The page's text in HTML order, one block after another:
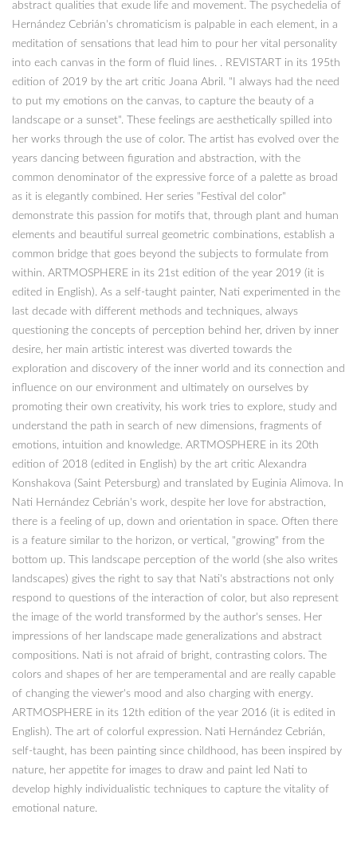
abstract qualities that exude life and movement. The psychedelia of
Hernández Cebrián's chromaticism is palpable in each element, in a
meditation of sensations that lead him to pour her vital personality
into each canvas in the form of fluid lines. . REVISTART in its 195th
edition of 2019 by the art critic Joana Abril. "I always had the need
to put my emotions on the canvas, to capture the beauty of a
landscape or a sunset". These feelings are aesthetically spilled into
her works through the use of color. The artist has evolved over the
years dancing between figuration and abstraction, with the
common denominator of the expressive force of a palette as broad
as it is elegantly combined. Her series "Festival del color"
demonstrate this passion for motifs that, through plant and human
elements and beautiful surreal geometric combinations, establish a
common bridge that goes beyond the subjects to formulate from
within. ARTMOSPHERE in its 21st edition of the year 2019 (it is
edited in English). As a self-taught painter, Nati experimented in the
last decade with different methods and techniques, always
questioning the concepts of perception behind her, driven by inner
desire, her main artistic interest was diverted towards the
exploration and discovery of the inner world and its connection and
influence on our environment and ultimately on ourselves by
promoting their own creativity, his work tries to explore, study and
understand the path in search of new dimensions, fragments of
emotions, intuition and knowledge. ARTMOSPHERE in its 20th
edition of 2018 (edited in English) by the art critic Alexandra
Konshakova (Saint Petersburg) and translated by Euginia Alimova. In
Nati Hernández Cebrián's work, despite her love for abstraction,
there is a feeling of up, down and orientation in space. Often there
is a feature similar to the horizon, or vertical, "growing" from the
bottom up. This landscape perception of the world (she also writes
landscapes) gives the right to say that Nati's abstractions not only
respond to questions of the interaction of color, but also represent
the image of the world transformed by the author's senses. Her
impressions of her landscape made generalizations and abstract
compositions. Nati is not afraid of bright, contrasting colors. The
colors and shapes of her are temperamental and are really capable
of changing the viewer's mood and also charging with energy.
ARTMOSPHERE in its 12th edition of the year 2016 (it is edited in
English). The art of colorful expression. Nati Hernández Cebrián,
self-taught, has been painting since childhood, has been inspired by
nature, her appetite for images to draw and paint led Nati to
develop highly individualistic techniques to capture the vitality of
emotional nature.